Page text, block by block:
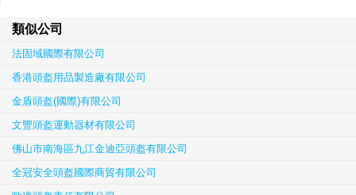
類似公司
法固域國際有限公司
香港頭盔用品製造廠有限公司
金盾頭盔(國際)有限公司
文豐頭盔運動器材有限公司
佛山市南海區九江金迪亞頭盔有限公司
全冠安全頭盔國際商貿有限公司